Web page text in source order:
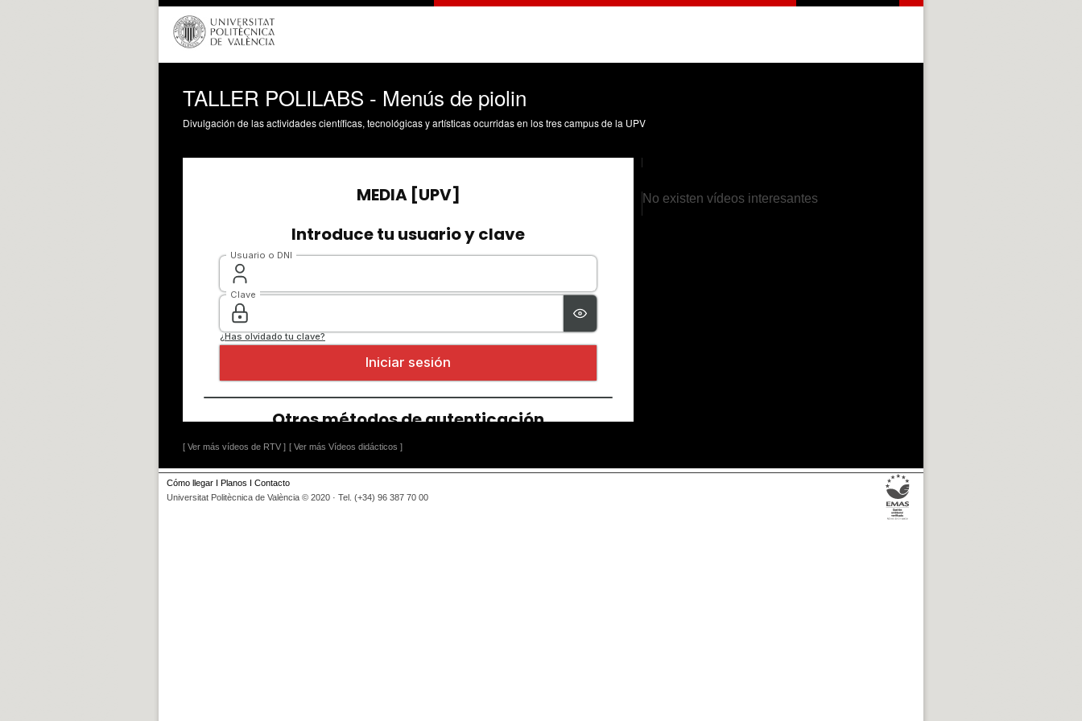
TALLER POLILABS - Menús de piolin
Divulgación de las actividades científicas, tecnológicas y artísticas ocurridas en los tres campus de la UPV
[ Ver más vídeos de RTV ] [ Ver más Vídeos didácticos ]
No existen vídeos interesantes
Cómo llegar I Planos I Contacto
Universitat Politècnica de València © 2020 · Tel. (+34) 96 387 70 00